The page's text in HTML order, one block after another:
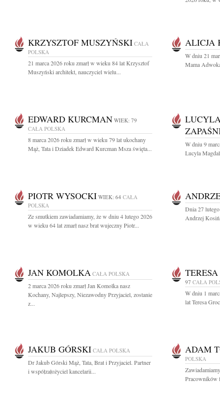
KRZYSZTOF MUSZYŃSKI CAŁA
POLSKA
21 marca 2026 roku zmarł w wieku 84 lat Krzysztof
Muszyński architekt, nauczyciel wielu...
ALICJA
W dniu 21
Mama
EDWARD KURCMAN WIEK: 79
CAŁA POLSKA
8 marca 2026 roku zmarł w wieku 79 lat ukochany
Mąż, Tata i Dziadek Edward Kurcman Msza święta...
W dniu 9
Lucyla
PIOTR WYSOCKI WIEK: 64 CAŁA
POLSKA
Ze smutkiem zawiadamiamy, że w dniu 4 lutego 2026
w wieku 64 lat zmarł nasz brat wujeczny Piotr...
Dnia 27
Andrzej
JAN KOMOLKA CAŁA POLSKA
2 marca 2026 roku zmarł Jan Komolka nasz
Kochany, Najlepszy, Niezawodny Przyjaciel, zostanie
z...
97 CAŁA
W dniu 1
lat Teresa
JAKUB GÓRSKI CAŁA POLSKA
Dr Jakub Górski Mąż, Tata, Brat i Przyjaciel. Partner
i współzałożyciel kancelarii...
ADAM
POLSKA
Pracowników